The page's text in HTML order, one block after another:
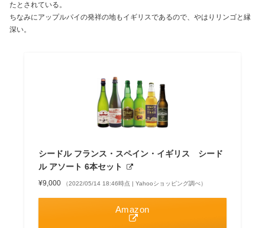
たとされている。
ちなみにアップルパイの発祥の地もイギリスであるので、やはりリンゴと縁
深い。
シードル フランス・スペイン・イギリス シード
ル アソート 6本セット
¥9,000 （2022/05/14 18:46時点 | Yahooショッピング調べ）
Amazon